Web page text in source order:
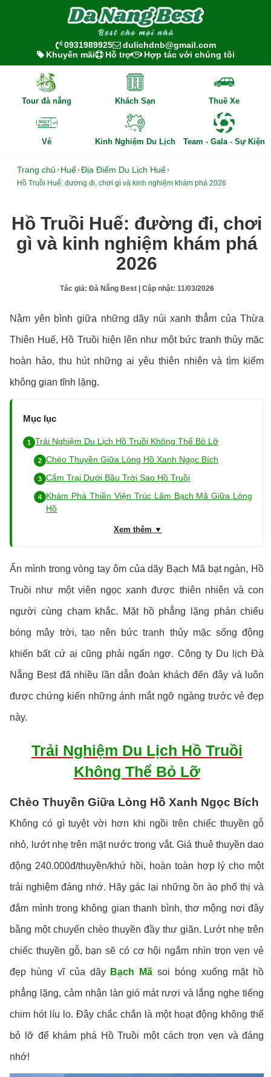
0931989925
dulichdnb@gmail.com
Khuyến mãi
Hỗ trợ Hợp tác với chúng tôi
Tour đà nẵng Khách Sạn Thuê Xe
Vé Kinh Nghiệm Du Lịch Team - Gala - Sự Kiện
Trang chủ › Huế›Địa Điểm Du Lịch Huế›
Hồ Truồi Huế: đường đi, chơi gì và kinh nghiệm khám phá 2026
Hồ Truồi Huế: đường đi, chơi
gì và kinh nghiệm khám phá
2026
Tác giả: Đà Nẵng Best| Cập nhật: 11/03/2026
Nằm yên bình giữa những dãy núi xanh thẳm của Thừa
Thiên Huế, Hồ Truồi hiện lên như một bức tranh thủy mặc
hoàn hảo, thu hút những ai yêu thiên nhiên và tìm kiếm
không gian tĩnh lặng.
Mục lục
Trải Nghiệm Du Lịch Hồ Truồi Không Thể Bỏ Lỡ
Chèo Thuyền Giữa Lòng Hồ Xanh Ngọc Bích
Cắm Trại Dưới Bầu Trời Sao Hồ Truồi
Khám Phá Thiền Viện Trúc Lâm Bạch Mã Giữa Lòng
Hồ
Xem thêm ▼
Ẩn mình trong vòng tay ôm của dãy Bạch Mã bạt ngàn, Hồ
Truồi như một viên ngọc xanh được thiên nhiên và con
người cùng chạm khắc. Mặt hồ phẳng lặng phản chiếu
bóng mây trời, tạo nên bức tranh thủy mặc sống động
khiến bất cứ ai cũng phải ngẩn ngơ. Công ty Du lịch Đà
Nẵng Best đã nhiều lần dẫn đoàn khách đến đây và luôn
được chứng kiến những ánh mắt ngỡ ngàng trước vẻ đẹp
này.
Trải Nghiệm Du Lịch Hồ Truồi
Không Thể Bỏ Lỡ
Chèo Thuyền Giữa Lòng Hồ Xanh Ngọc Bích
Không có gì tuyệt vời hơn khi ngồi trên chiếc thuyền gỗ
nhỏ, lướt nhẹ trên mặt nước trong vắt. Giá thuê thuyền dao
động 240.000đ/thuyền/khứ hồi, hoàn toàn hợp lý cho một
trải nghiệm đáng nhớ. Hãy gác lại những ồn ào phố thị và
đắm mình trong không gian thanh bình, thơ mộng nơi đây
bằng một chuyến chèo thuyền đầy thư giãn. Lướt nhẹ trên
chiếc thuyền gỗ, bạn sẽ có cơ hội ngắm nhìn trọn vẹn vẻ
đẹp hùng vĩ của dãy Bạch Mã soi bóng xuống mặt hồ
phẳng lặng, cảm nhận làn gió mát rượi và lắng nghe tiếng
chim hót líu lo. Đây chắc chắn là một hoạt động không thể
bỏ lỡ để khám phá Hồ Truồi một cách trọn vẹn và đáng
nhớ!